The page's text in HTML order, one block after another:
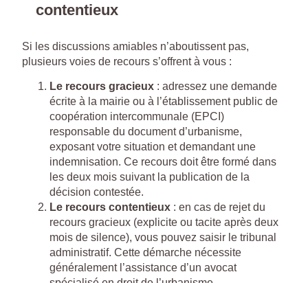
contentieux
Si les discussions amiables n’aboutissent pas,
plusieurs voies de recours s’offrent à vous :
Le recours gracieux : adressez une demande
écrite à la mairie ou à l’établissement public de
coopération intercommunale (EPCI)
responsable du document d’urbanisme,
exposant votre situation et demandant une
indemnisation. Ce recours doit être formé dans
les deux mois suivant la publication de la
décision contestée.
Le recours contentieux : en cas de rejet du
recours gracieux (explicite ou tacite après deux
mois de silence), vous pouvez saisir le tribunal
administratif. Cette démarche nécessite
généralement l’assistance d’un avocat